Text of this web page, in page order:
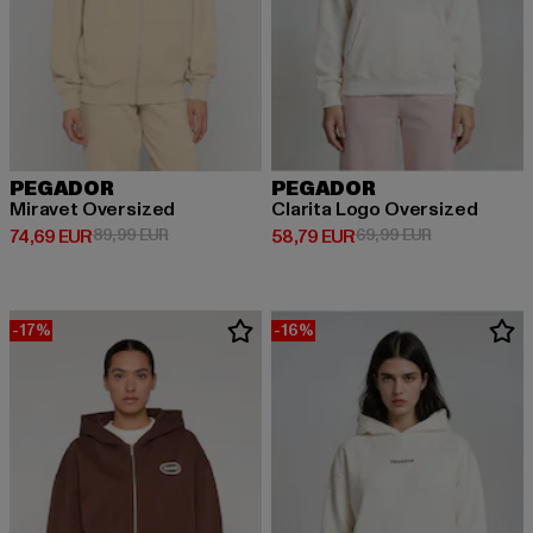
PEGADOR
Miravet Oversized
74,69 EUR
Prix courant: 74,69 EUR
89,99 EURPrix en promotion: 89,99 EUR
PEGADOR
Clarita Logo Oversized
58,79 EUR
Prix courant: 58,79 EUR
69,99 EURPrix en
-17% -16%